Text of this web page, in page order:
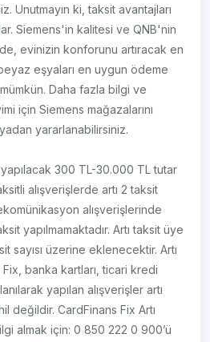
Unutmayın ki, taksit avantajları
Siemens'in kalitesi ve QNB'nin
evinizin konforunu artıracak en
eşyaları en uygun ödeme
Daha fazla bilgi ve
için Siemens mağazalarını
yararlanabilirsiniz.
300 TL-30.000 TL tutar
alışverişlerde artı 2 taksit
alışverişlerinde
yapılmamaktadır. Artı taksit üye
sayısı üzerine eklenecektir. Artı
banka kartları, ticari kredi
yapılan alışverişler artı
değildir. CardFinans Fix Artı
almak için: 0 850 222 0 900’ü